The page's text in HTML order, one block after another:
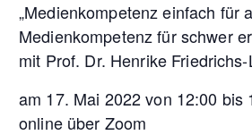
„Medienkompetenz einfach für
Medienkompetenz für schwer
mit Prof. Dr. Henrike
am 17. Mai 2022 von 12:00 bis
online über Zoom